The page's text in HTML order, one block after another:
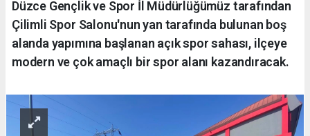
Düzce Gençlik ve Spor İl Müdürlüğümüz tarafından
Çilimli Spor Salonu'nun yan tarafında bulunan boş
alanda yapımına başlanan açık spor sahası, ilçeye
modern ve çok amaçlı bir spor alanı kazandıracak.